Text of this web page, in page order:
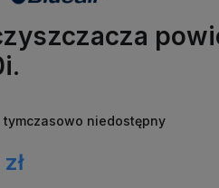
tymczasowo niedostępny